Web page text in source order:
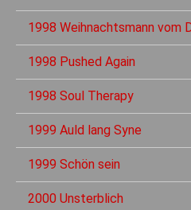
1998 Weihnachtsmann vom
1998 Pushed Again
1998 Soul Therapy
1999 Auld lang Syne
1999 Schön sein
2000 Unsterblich